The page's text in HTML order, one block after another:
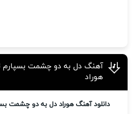
آهنگ دل به دو چشمت بسپارم
هوراد
دانلود آهنگ هوراد دل به دو چشمت